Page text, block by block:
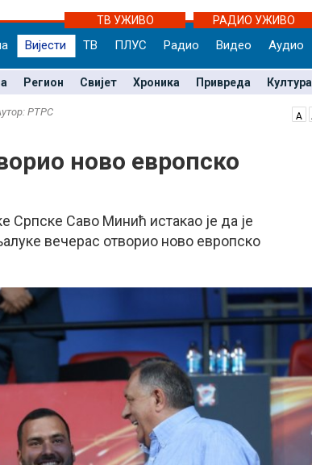
ТВ УЖИВО
РАДИО УЖИВО
Вијести ТВ ПЛУС Радио Видео Аудио
Регион Свијет Хроника Привреда Култура
РТРС
ново европско
Српске Саво Минић истакао је да је
вечерас отворио ново европско